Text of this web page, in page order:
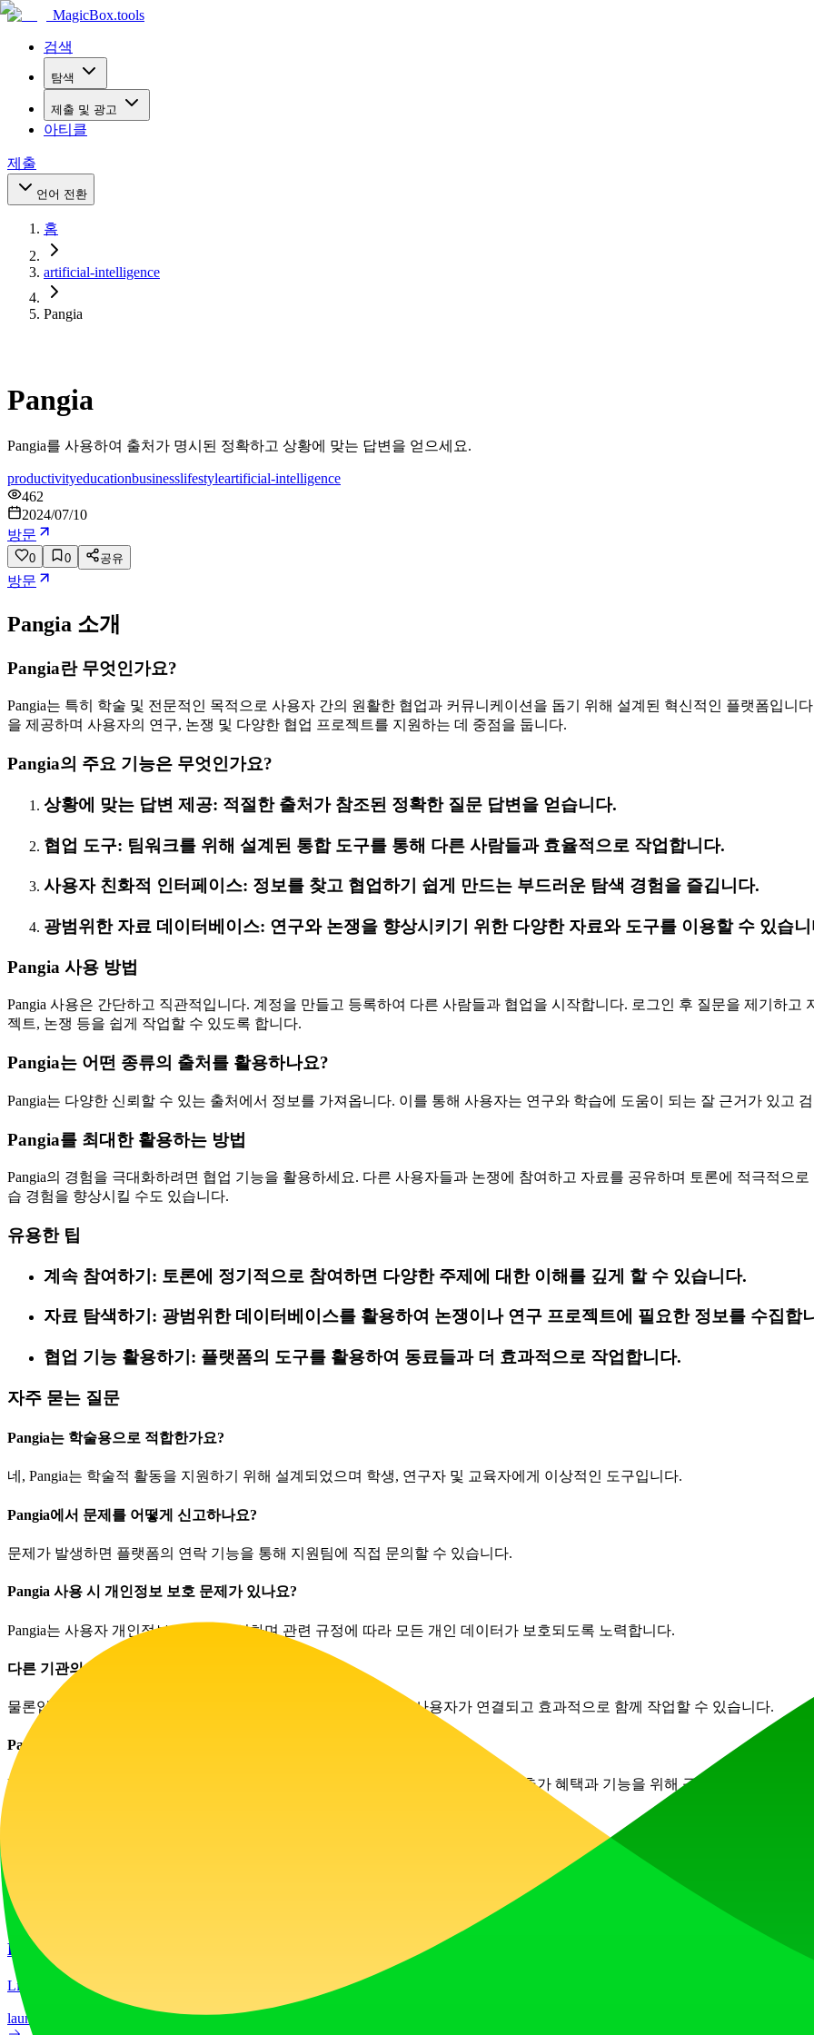
MagicBox.tools
검색
탐색
제출 및 광고
아티클
제출
언어 전환
홈
artificial-intelligence
Pangia
Pangia
Pangia를 사용하여 출처가 명시된 정확하고 상황에 맞는 답변을 얻으세요.
productivityeducationbusinesslifestyleartificial-intelligence
462
2024/07/10
방문
0 0 공유
방문
Pangia 소개
Pangia란 무엇인가요?
Pangia는 특히 학술 및 전문적인 목적으로 사용자 간의 원활한 협업과 커뮤니케이션을 돕기 위해 설계된 혁신적인 플랫폼입니
을 제공하며 사용자의 연구, 논쟁 및 다양한 협업 프로젝트를 지원하는 데 중점을 둡니다.
Pangia의 주요 기능은 무엇인가요?
상황에 맞는 답변 제공: 적절한 출처가 참조된 정확한 질문 답변을 얻습니다.
협업 도구: 팀워크를 위해 설계된 통합 도구를 통해 다른 사람들과 효율적으로 작업합니다.
사용자 친화적 인터페이스: 정보를 찾고 협업하기 쉽게 만드는 부드러운 탐색 경험을 즐깁니다.
광범위한 자료 데이터베이스: 연구와 논쟁을 향상시키기 위한 다양한 자료와 도구를 이용할 수 있습
Pangia 사용 방법
Pangia 사용은 간단하고 직관적입니다. 계정을 만들고 등록하여 다른 사람들과 협업을 시작합니다. 로그인 후 질문을 제기하
젝트, 논쟁 등을 쉽게 작업할 수 있도록 합니다.
Pangia는 어떤 종류의 출처를 활용하나요?
Pangia는 다양한 신뢰할 수 있는 출처에서 정보를 가져옵니다. 이를 통해 사용자는 연구와 학습에 도움이 되는 잘 근거가 있고
Pangia를 최대한 활용하는 방법
Pangia의 경험을 극대화하려면 협업 기능을 활용하세요. 다른 사용자들과 논쟁에 참여하고 자료를 공유하며 토론에 적극적으
습 경험을 향상시킬 수도 있습니다.
유용한 팁
계속 참여하기: 토론에 정기적으로 참여하면 다양한 주제에 대한 이해를 깊게 할 수 있습니다.
자료 탐색하기: 광범위한 데이터베이스를 활용하여 논쟁이나 연구 프로젝트에 필요한 정보를 수집합
협업 기능 활용하기: 플랫폼의 도구를 활용하여 동료들과 더 효과적으로 작업합니다.
자주 묻는 질문
Pangia는 학술용으로 적합한가요?
네, Pangia는 학술적 활동을 지원하기 위해 설계되었으며 학생, 연구자 및 교육자에게 이상적인 도구입니다.
Pangia에서 문제를 어떻게 신고하나요?
문제가 발생하면 플랫폼의 연락 기능을 통해 지원팀에 직접 문의할 수 있습니다.
Pangia 사용 시 개인정보 보호 문제가 있나요?
Pangia는 사용자 개인정보 보호를 우선하며 관련 규정에 따라 모든 개인 데이터가 보호되도록 노력합니다.
다른 기관의 사용자들과 협업할 수 있나요?
물론입니다! Pangia는 다양한 기관 간 협업을 위해 설계되었으며 사용자가 연결되고 효과적으로 함께 작업할 수 있습니다.
Pangia 사용에 비용이 발생하나요?
Pangia는 계층형 시스템을 제공하며 사용자는 기본 기능을 무료로 이용할 수 있고 추가 혜택과 기능을 위해 구독할 수 있는 옵
광고
LiftOff
LiftOff는 제작자들이 제품을 출시하고, 추천을 받으며, 발견되고, 다음을 사랑하는 커뮤니티와 함께 성장 동력을 만들어갈 수
launch-platform